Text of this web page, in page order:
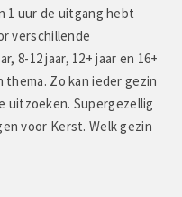
1 uur de uitgang hebt
verschillende
8-12 jaar, 12+ jaar en 16+
Zo kan ieder gezin
uitzoeken. Supergezellig
voor Kerst. Welk gezin